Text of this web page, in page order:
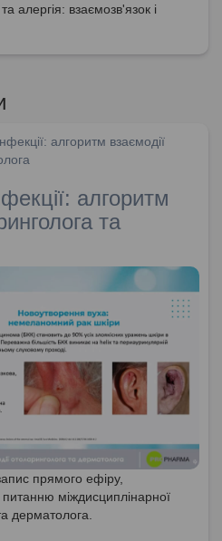
алергія: взаємозв'язок і
алгоритм взаємодії
алгоритм
та
прямого ефіру,
міждисциплінарної
дерматолога.